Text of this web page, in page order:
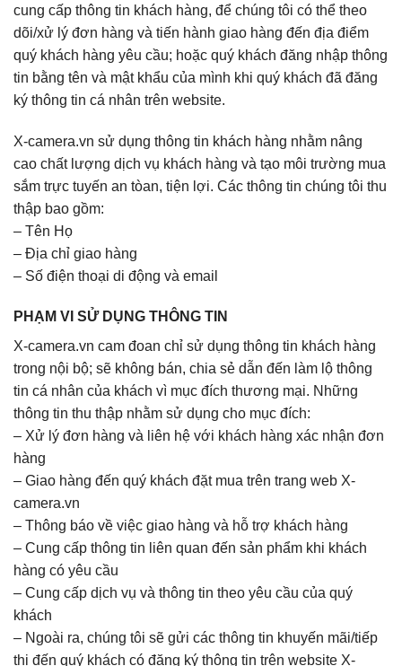
cung cấp thông tin khách hàng, để chúng tôi có thể theo
dõi/xử lý đơn hàng và tiến hành giao hàng đến địa điểm
quý khách hàng yêu cầu; hoặc quý khách đăng nhập thông
tin bằng tên và mật khẩu của mình khi quý khách đã đăng
ký thông tin cá nhân trên website.
X-camera.vn sử dụng thông tin khách hàng nhằm nâng
cao chất lượng dịch vụ khách hàng và tạo môi trường mua
sắm trực tuyến an tòan, tiện lợi. Các thông tin chúng tôi thu
thập bao gồm:
– Tên Họ
– Địa chỉ giao hàng
– Số điện thoại di động và email
PHẠM VI SỬ DỤNG THÔNG TIN
X-camera.vn cam đoan chỉ sử dụng thông tin khách hàng
trong nội bộ; sẽ không bán, chia sẻ dẫn đến làm lộ thông
tin cá nhân của khách vì mục đích thương mại. Những
thông tin thu thập nhằm sử dụng cho mục đích:
– Xử lý đơn hàng và liên hệ với khách hàng xác nhận đơn
hàng
– Giao hàng đến quý khách đặt mua trên trang web X-
camera.vn
– Thông báo về việc giao hàng và hỗ trợ khách hàng
– Cung cấp thông tin liên quan đến sản phẩm khi khách
hàng có yêu cầu
– Cung cấp dịch vụ và thông tin theo yêu cầu của quý
khách
– Ngoài ra, chúng tôi sẽ gửi các thông tin khuyến mãi/tiếp
thị đến quý khách có đăng ký thông tin trên website X-